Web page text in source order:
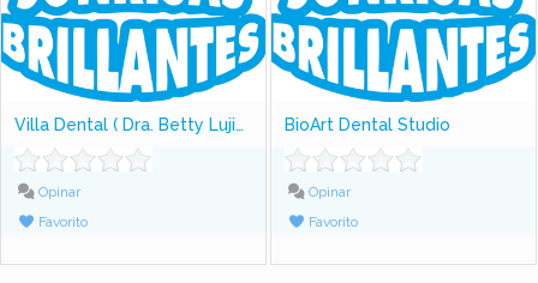
Villa Dental ( Dra. Betty Lujiao)
Opinar
Favorito
BioArt Dental Studio
Opinar
Favorito